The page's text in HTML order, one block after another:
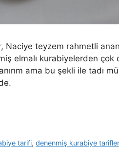
Naciye teyzem rahmetli
elmalı kurabiyelerden
ama bu şekli ile tadı
tarifi,denenmiş kurabiye